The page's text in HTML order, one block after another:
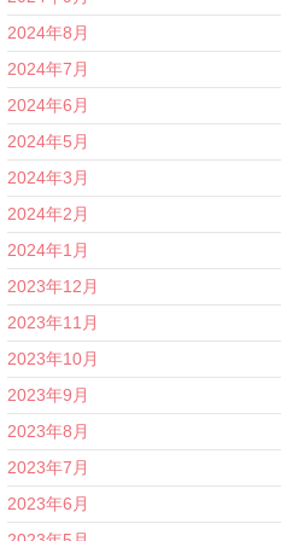
2024年8月
2024年7月
2024年6月
2024年5月
2024年3月
2024年2月
2024年1月
2023年12月
2023年11月
2023年10月
2023年9月
2023年8月
2023年7月
2023年6月